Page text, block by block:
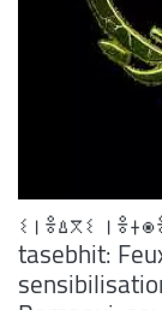
ⵉⵏⴻⵠⴳⵉ
tasebhit: